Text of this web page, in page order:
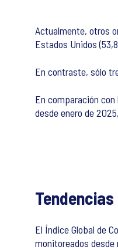
Actualmente, otros
Estados Unidos
En contraste, sólo
En comparación
desde enero de
Tendencias
El Índice Global de
monitoreados desde